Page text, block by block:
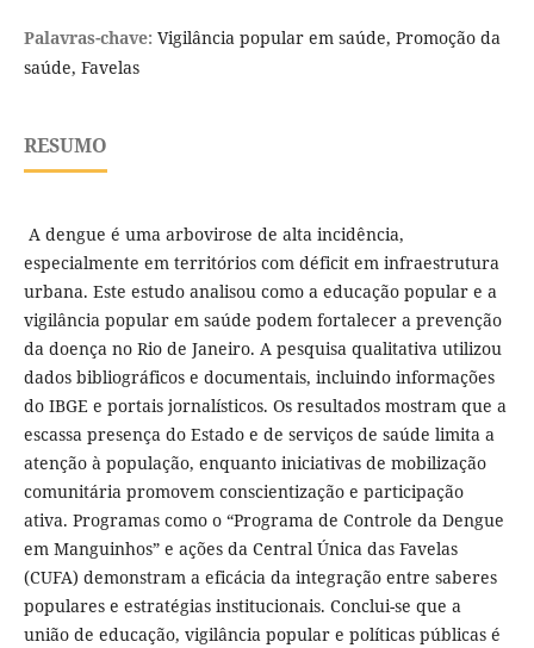
Palavras-chave: Vigilância popular em saúde, Promoção da
saúde, Favelas
RESUMO
A dengue é uma arbovirose de alta incidência,
especialmente em territórios com déficit em infraestrutura
urbana. Este estudo analisou como a educação popular e a
vigilância popular em saúde podem fortalecer a prevenção
da doença no Rio de Janeiro. A pesquisa qualitativa utilizou
dados bibliográficos e documentais, incluindo informações
do IBGE e portais jornalísticos. Os resultados mostram que a
escassa presença do Estado e de serviços de saúde limita a
atenção à população, enquanto iniciativas de mobilização
comunitária promovem conscientização e participação
ativa. Programas como o “Programa de Controle da Dengue
em Manguinhos” e ações da Central Única das Favelas
(CUFA) demonstram a eficácia da integração entre saberes
populares e estratégias institucionais. Conclui-se que a
união de educação, vigilância popular e políticas públicas é